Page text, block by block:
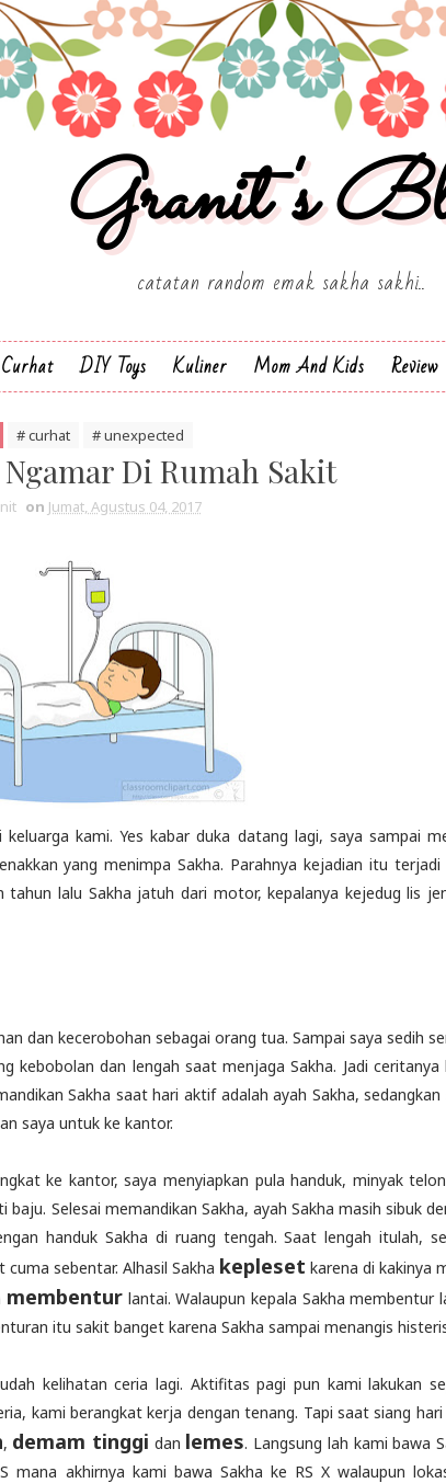
Granit's
catatan random emak sakha sakhi..
Curhat DIY Toys Kuliner Mom And Kids Review
# curhat # unexpected
Di Rumah Sakit
on Jumat, Agustus 04, 2017
kami. Yes kabar duka datang lagi, saya sampai
yang menimpa Sakha. Parahnya kejadian itu
lalu Sakha jatuh dari motor, kepalanya kejedug lis
dan kecerobohan sebagai orang tua. Sampai saya sedih
kebobolan dan lengah saat menjaga Sakha. Jadi ceritanya
Sakha saat hari aktif adalah ayah Sakha, sedangkan
saya untuk ke kantor.
ke kantor, saya menyiapkan pula handuk, minyak
Selesai memandikan Sakha, ayah Sakha masih sibuk
handuk Sakha di ruang tengah. Saat lengah itulah,
sebentar. Alhasil Sakha kepleset karena di kakinya
membenturlantai. Walaupun kepala Sakha membentur
itu sakit banget karena Sakha sampai menangis
kelihatan ceria lagi. Aktifitas pagi pun kami lakukan
kami berangkat kerja dengan tenang. Tapi saat siang
, demam tinggi dan lemes. Langsung lah kami bawa
mana akhirnya kami bawa Sakha ke RS X walaupun